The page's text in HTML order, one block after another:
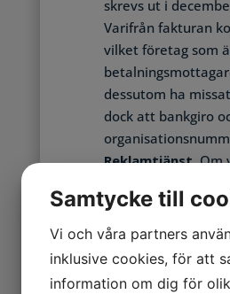
skrevs ut i
Varifrån fakturan
vilket företag som
dessutom ha
dock att bankgiro
Reklamtjänst. Om
”utmätning” och
Samtycke till
Vi och våra partners
inklusive cookies, för att
information om dig för